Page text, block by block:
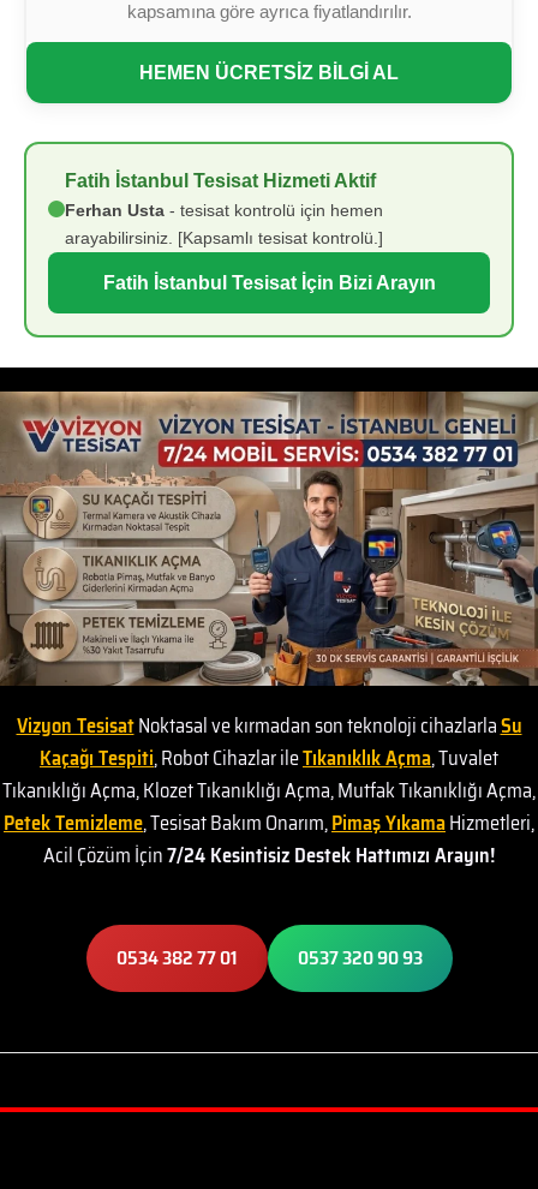
kapsamına göre ayrıca fiyatlandırılır.
HEMEN ÜCRETSİZ BİLGİ AL
Fatih İstanbul Tesisat Hizmeti Aktif
Ferhan Usta - tesisat kontrolü için hemen
arayabilirsiniz. [Kapsamlı tesisat kontrolü.]
Fatih İstanbul Tesisat İçin Bizi Arayın
Vizyon TesisatNoktasal ve kırmadan son teknoloji cihazlarlaSu
Kaçağı Tespiti, Robot Cihazlar ileTıkanıklık Açma, Tuvalet
Tıkanıklığı Açma, Klozet Tıkanıklığı Açma, Mutfak Tıkanıklığı Açma,
Petek Temizleme, Tesisat Bakım Onarım,Pimaş YıkamaHizmetleri,
Acil Çözüm İçin7/24 Kesintisiz Destek Hattımızı Arayın!
0534 382 77 01 0537 320 90 93